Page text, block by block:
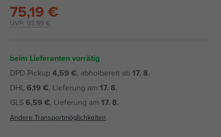
UVP: 93,99 €
75,19 €
beim Lieferanten vorrätig
DPD Pickup 4,59 €, abholbereit ab 17. 8.
DHL6,19 €, Lieferung am 17. 8.
GLS6,59 €, Lieferung am 17. 8.
Andere Transportmöglichkeiten